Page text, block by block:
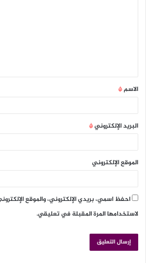
الاسم*
البريد الإلكتروني*
الموقع الإلكتروني
احفظ اسمي، بريدي الإلكتروني، والموقع
لاستخدامها المرة المقبلة في تعليقي.